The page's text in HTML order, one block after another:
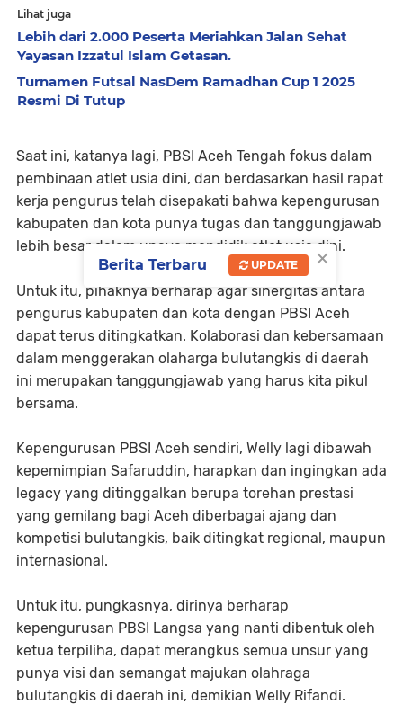
Lihat juga
Lebih dari 2.000 Peserta Meriahkan Jalan Sehat
Yayasan Izzatul Islam Getasan.
Turnamen Futsal NasDem Ramadhan Cup 1 2025
Resmi Di Tutup
Saat ini, katanya lagi, PBSI Aceh Tengah fokus dalam
pembinaan atlet usia dini, dan berdasarkan hasil rapat
kerja pengurus telah disepakati bahwa kepengurusan
kabupaten dan kota punya tugas dan tanggungjawab
lebih besar dalam upaya mendidik atlet usia dini.
Untuk itu, pihaknya berharap agar sinergitas antara
pengurus kabupaten dan kota dengan PBSI Aceh
dapat terus ditingkatkan. Kolaborasi dan kebersamaan
dalam menggerakan olaharga bulutangkis di daerah
ini merupakan tanggungjawab yang harus kita pikul
bersama.
Kepengurusan PBSI Aceh sendiri, Welly lagi dibawah
kepemimpian Safaruddin, harapkan dan ingingkan ada
legacy yang ditinggalkan berupa torehan prestasi
yang gemilang bagi Aceh diberbagai ajang dan
kompetisi bulutangkis, baik ditingkat regional, maupun
internasional.
Untuk itu, pungkasnya, dirinya berharap
kepengurusan PBSI Langsa yang nanti dibentuk oleh
ketua terpiliha, dapat merangkus semua unsur yang
punya visi dan semangat majukan olahraga
bulutangkis di daerah ini, demikian Welly Rifandi.
×
Berita Terbaru UPDATE